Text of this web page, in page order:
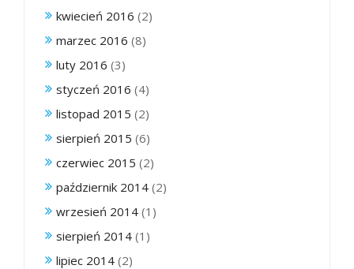
kwiecień 2016 (2)
marzec 2016 (8)
luty 2016 (3)
styczeń 2016 (4)
listopad 2015 (2)
sierpień 2015 (6)
czerwiec 2015 (2)
październik 2014 (2)
wrzesień 2014 (1)
sierpień 2014 (1)
lipiec 2014 (2)